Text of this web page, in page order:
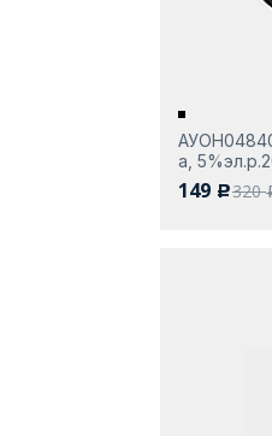
а,
149 c320